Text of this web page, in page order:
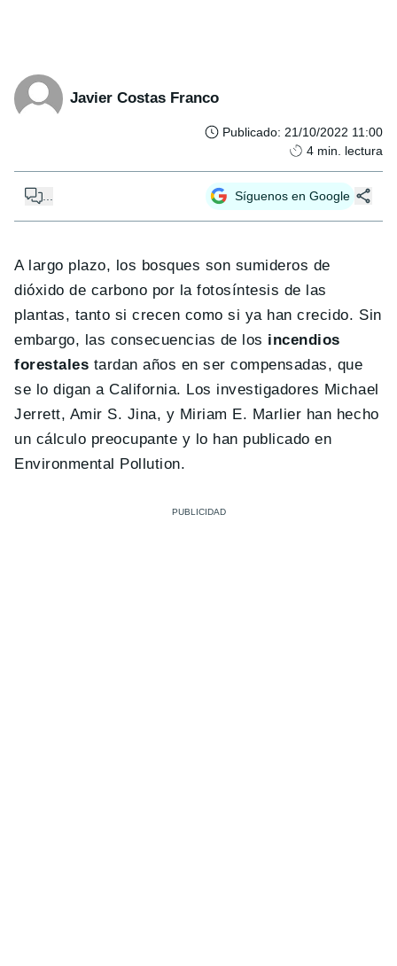
Javier Costas Franco
Publicado: 21/10/2022 11:00
4 min. lectura
Síguenos en Google
A largo plazo, los bosques son sumideros de
dióxido de carbono por la fotosíntesis de las
plantas, tanto si crecen como si ya han crecido. Sin
embargo, las consecuencias de los incendios
forestales tardan años en ser compensadas, que
se lo digan a California. Los investigadores Michael
Jerrett, Amir S. Jina, y Miriam E. Marlier han hecho
un cálculo preocupante y lo han publicado en
Environmental Pollution.